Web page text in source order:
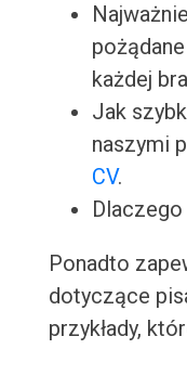
każdej
Jak
naszymi
CV.
Ponadto
dotyczące
przykłady,